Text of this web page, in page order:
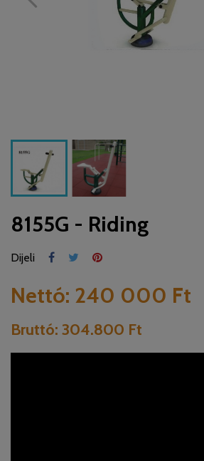
8155G - Riding
Dijeli
Nettó: 240 000 Ft
Bruttó: 304.800 Ft